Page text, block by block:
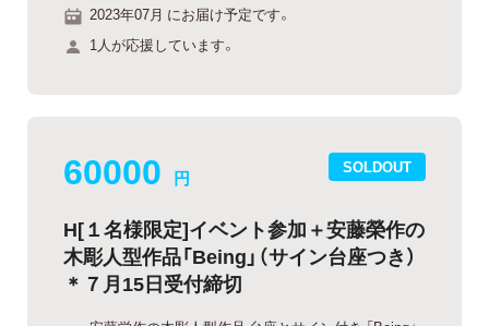
2023年07月 にお届け予定です。
1人が応援しています。
SOLDOUT
60000 円
H[１名様限定]イベント参加＋安藤榮作の
木彫人型作品「Being」（サイン台座つき）
＊７月15日受付締切